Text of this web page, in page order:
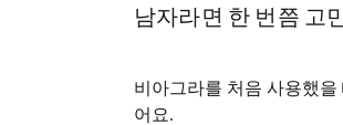
남자라면 한 번쯤 고
비아그라를 처음 사용했
어요.